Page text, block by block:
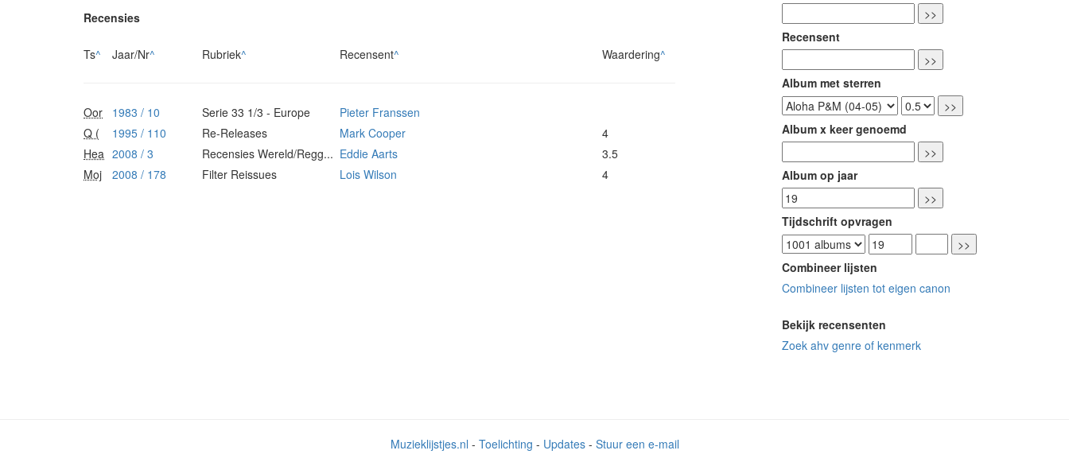
Recensies
Ts^ Jaar/Nr^ Rubriek^ Recensent^ Waardering^
Oor 1983 / 10 Serie 33 1/3 - Europe
Pieter Franssen
Q (
1995 / 110 Re-Releases Mark Cooper
4
Hea 2008 / 3 Recensies Wereld/Regg... Eddie Aarts
3.5
Moj
2008 / 178 Filter Reissues Lois Wilson 4
Recensent
Album met sterren
Album x keer genoemd
Album op jaar
Tijdschrift opvragen
Combineer lijsten
Combineer lijsten tot eigen canon
Bekijk recensenten
Zoek ahv genre of kenmerk
Muzieklijstjes.nl - Toelichting - Updates- Stuur een e-mail